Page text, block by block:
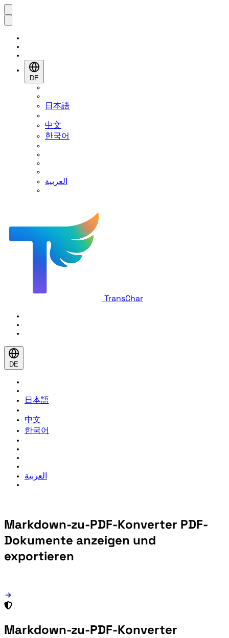
DE
日本語
中文
한국어
العربية
TransChar
DE
日本語
中文
한국어
العربية
Markdown-zu-PDF-Konverter PDF-
Dokumente anzeigen und
exportieren
Markdown-zu-PDF-Konverter